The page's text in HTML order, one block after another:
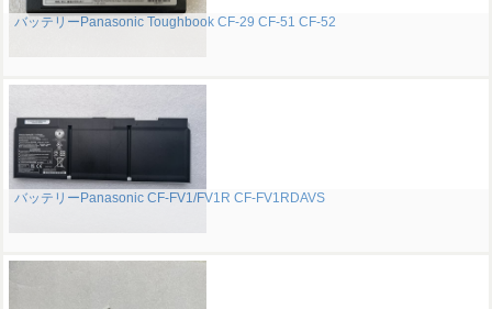
バッテリーPanasonic Toughbook CF-29 CF-51 CF-52
バッテリーPanasonic CF-FV1/FV1R CF-FV1RDAVS